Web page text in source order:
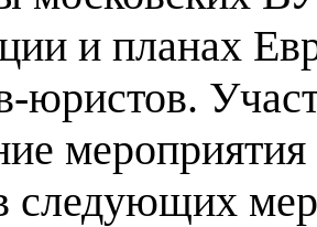
и планах
юристов.
следующих